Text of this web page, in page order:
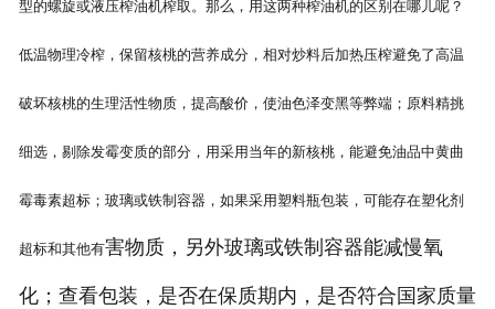
型的螺旋或液压榨油机榨取。那么，用这两种榨油机的区别在哪儿呢？
低温物理冷榨，保留核桃的营养成分，相对炒料后加热压榨避免了高温
破坏核桃的生理活性物质，提高酸价，使油色泽变黑等弊端；原料精挑
细选，剔除发霉变质的部分，用采用当年的新核桃，能避免油品中黄曲
霉毒素超标；玻璃或铁制容器，如果采用塑料瓶包装，可能存在塑化剂
超标和其他有害物质，另外玻璃或铁制容器能减慢氧
化；查看包装，是否在保质期内，是否符合国家质量